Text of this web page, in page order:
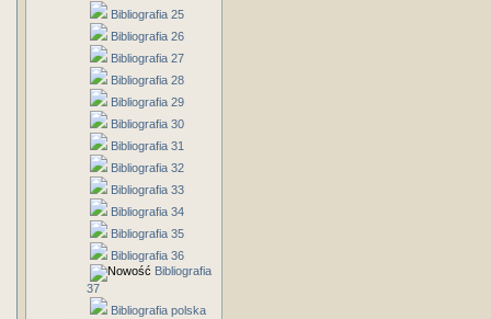
Bibliografia 25
Bibliografia 26
Bibliografia 27
Bibliografia 28
Bibliografia 29
Bibliografia 30
Bibliografia 31
Bibliografia 32
Bibliografia 33
Bibliografia 34
Bibliografia 35
Bibliografia 36
Bibliografia
37
Bibliografia polska